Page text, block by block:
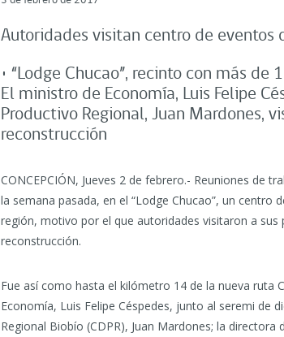
Autoridades visitan centro de eventos
• “Lodge Chucao”, recinto con más
El ministro de Economía, Luis Felipe
Productivo Regional, Juan Mardones,
reconstrucción
CONCEPCIÓN, Jueves 2 de febrero.- Reuniones de
la semana pasada, en el “Lodge Chucao”, un
región, motivo por el que autoridades visitaron a
reconstrucción.
Fue así como hasta el kilómetro 14 de la nueva ruta
Economía, Luis Felipe Céspedes, junto al seremi de
Regional Biobío (CDPR), Juan Mardones; la